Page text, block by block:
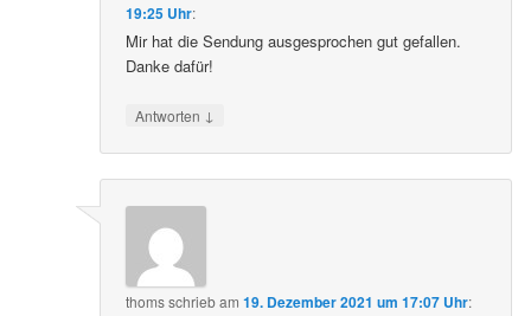
19:25 Uhr:
Mir hat die Sendung ausgesprochen gut gefallen.
Danke dafür!
Antworten ↓
thomsschriebam19. Dezember 2021 um 17:07 Uhr: